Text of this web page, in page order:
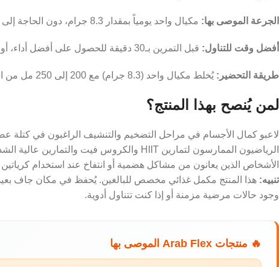
الجرعة الموصى بها: مكيال واحد يومياً بمقدار 8.3 جرام، دون الحاجة إلى مرحلة تحميل؛ إذ يكفي الالتزام بالجرعة اليومية الثابتة لتحقيق النتائج المرجوة في القوة والتحمل.
أفضل وقت للتناول: قبل التمرين بـ30 دقيقة للحصول على أفضل أداء، أو صباحاً مع أول وجبة في أيام الراحة.
طريقة التحضير: يُخلط مكيال واحد (8.3 جرام) مع 200 إلى 250 مل من الماء أو العصير الطبيعي حتى يذوب تماماً، ويُشرب فوراً نظراً لخلوّه من النكهة وسهولة دمجه مع أي مشروب.
لمن يُنصح بهذا المنتج؟
لاعبو كمال الأجسام في مراحل التضخيم والتنشيف الراغبون في كتلة
الرياضيون الممارسون لتمارين HIIT والكروس فيت والتمارين عالية الشدة التي تستنزف مخازن الطاقة السريعة.
الأشخاص الذين يعانون من مشاكل هضمية أو انتفاخ عند استخدام
تنبيه: هذا المنتج مكمل غذائي مخصص للبالغين. يُحفظ في مكان جاف
وجود حالات مرضية مزمنة أو إذا كنت تتناول أدوية.
🔥 منتجات Arab Flex الموصى بها